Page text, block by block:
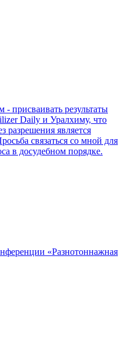
присваивать результаты
Daily и Уралхиму, что
разрешения является
связаться со мной для
в досудебном порядке.
«Разнотоннажная